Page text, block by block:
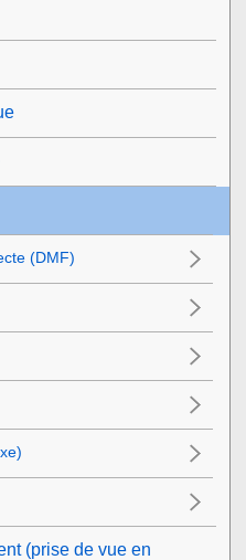
(DMF)
(prise de vue en